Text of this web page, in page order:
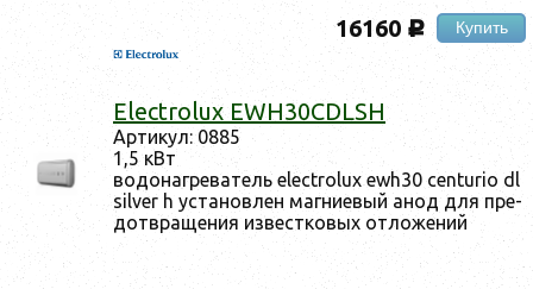
16160 c Купить
Electrolux EWH30CDLSH
Ар­ти­кул: 0885
1,5 кВт
во­донаг­ре­ватель electrolux ewh30 centurio dl
silver h ус­та­нов­лен маг­ни­евый анод для пре­
дот­вра­щения из­вес­тко­вых от­ло­жений